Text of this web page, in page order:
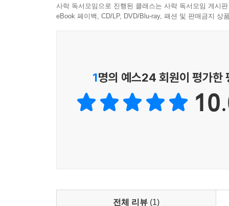
1) Getting Started
- 영영 사전 형식의 액티비티로 어휘 확장 가능
3) Reading 1 & Word Check
사락 독서모임으로 진행된 클래스는 사락 독서모임 게시
eBook 페이백, CD/LP, DVD/Blu-ray, 패션 및 판매금지 상
1명의 예스24 회원이 평가한
전체 리뷰 (1)